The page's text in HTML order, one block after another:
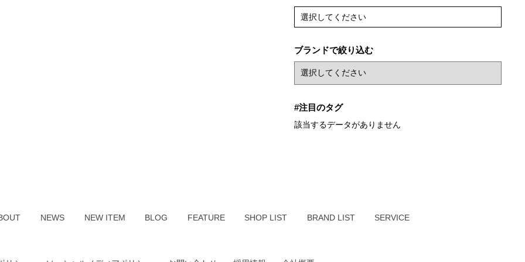
選択してください
ブランドで絞り込む
#注目のタグ
該当するデータがありません
NEWS NEW ITEM BLOG FEATURE SHOP LIST BRAND LIST SERVICE